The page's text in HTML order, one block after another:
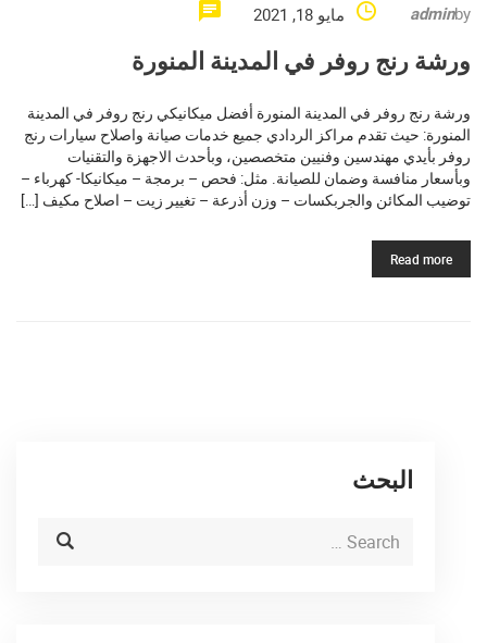
by
admin مايو 18, 2021
ورشة رنج روفر في المدينة المنورة
ورشة رنج روفر في المدينة المنورة أفضل ميكانيكي رنج روفر في المدينة
المنورة: حيث تقدم مراكز الردادي جميع خدمات صيانة واصلاح سيارات رنج
روفر بأيدي مهندسين وفنيين متخصصين، وبأحدث الاجهزة والتقنيات
وبأسعار منافسة وضمان للصيانة. مثل: فحص – برمجة – ميكانيكا- كهرباء –
توضيب المكائن والجربكسات – وزن أذرعة – تغيير زيت – اصلاح مكيف […]
Read more
البحث